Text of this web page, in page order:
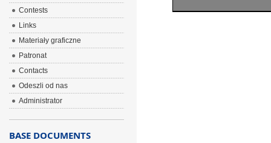
Contests
Links
Materiały graficzne
Patronat
Contacts
Odeszli od nas
Administrator
BASE DOCUMENTS